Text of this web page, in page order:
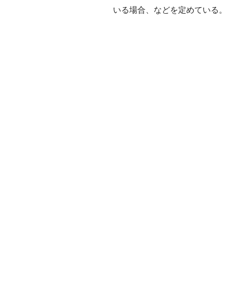
いる場合、などを定めている。